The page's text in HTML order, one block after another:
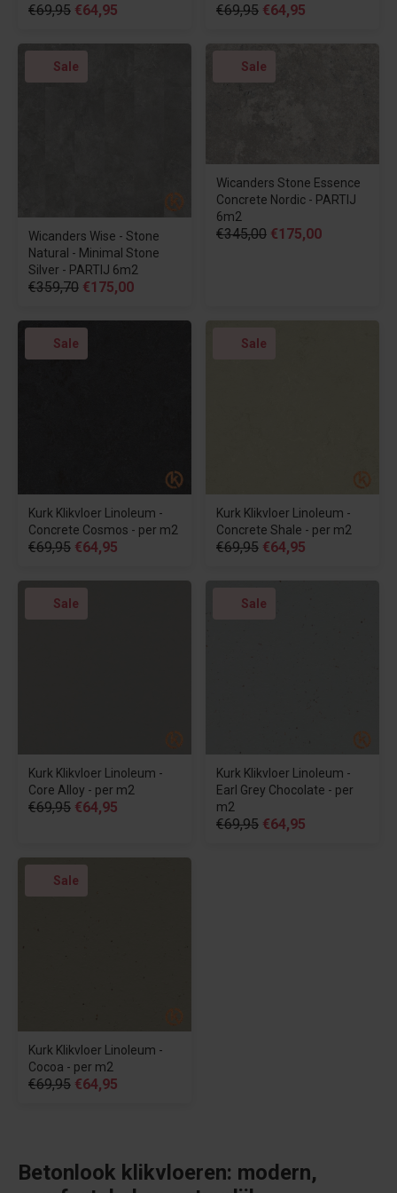
€69,95 €64,95 €69,95 €64,95
Sale
Wicanders Wise - Stone
Natural - Minimal Stone
Silver - PARTIJ 6m2
€359,70 €175,00
Sale
Wicanders Stone Essence
Concrete Nordic - PARTIJ
6m2
€345,00 €175,00
Sale
Kurk Klikvloer Linoleum -
Concrete Cosmos - per m2
€69,95 €64,95
Sale
Kurk Klikvloer Linoleum -
Concrete Shale - per m2
€69,95 €64,95
Sale
Kurk Klikvloer Linoleum -
Core Alloy - per m2
€69,95 €64,95
Sale
Kurk Klikvloer Linoleum -
Earl Grey Chocolate - per
m2
€69,95 €64,95
Sale
Kurk Klikvloer Linoleum -
Cocoa - per m2
€69,95 €64,95
Betonlook klikvloeren: modern,